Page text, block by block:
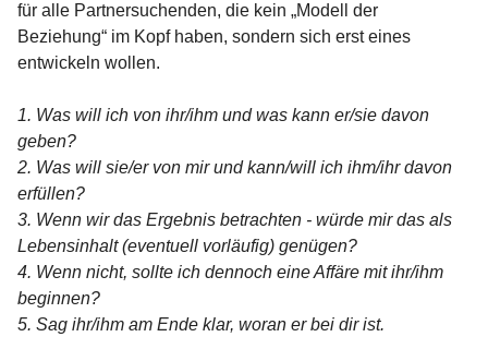
für alle Partnersuchenden, die kein „Modell der
Beziehung“ im Kopf haben, sondern sich erst eines
entwickeln wollen.
1. Was will ich von ihr/ihm und was kann er/sie davon
geben?
2. Was will sie/er von mir und kann/will ich ihm/ihr davon
erfüllen?
3. Wenn wir das Ergebnis betrachten - würde mir das als
Lebensinhalt (eventuell vorläufig) genügen?
4. Wenn nicht, sollte ich dennoch eine Affäre mit ihr/ihm
beginnen?
5. Sag ihr/ihm am Ende klar, woran er bei dir ist.